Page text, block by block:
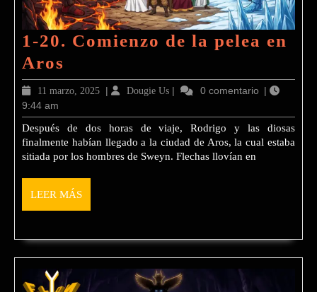
1-20. Comienzo de la pelea en
Aros
20.
de
la
en
Aros
11 marzo, 202511
2025
| Dougie UsDougie
| 0 comentario |
9:44 am
Después de dos horas de viaje, Rodrigo y las diosas
finalmente habían llegado a la ciudad de Aros, la cual estaba
sitiada por los hombres de Sweyn. Flechas llovían en
LEER MÁSLEER
MÁS